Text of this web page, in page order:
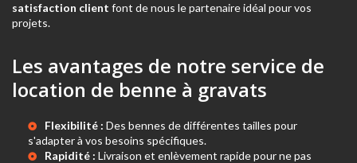
satisfaction client font de nous le partenaire idéal pour vos
projets.
Les avantages de notre service de
location de benne à gravats
Flexibilité : Des bennes de différentes tailles pour
s'adapter à vos besoins spécifiques.
Rapidité : Livraison et enlèvement rapide pour ne pas